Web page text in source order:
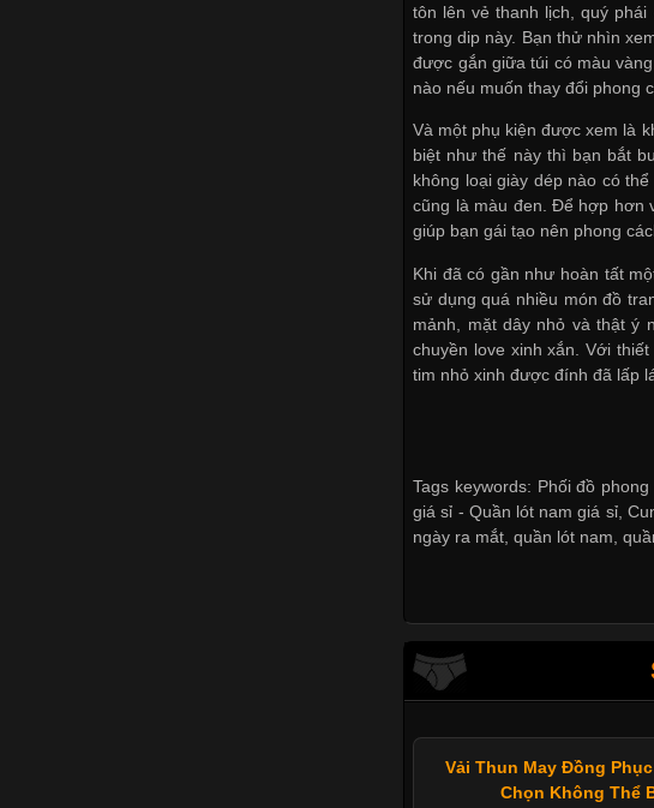
tôn lên vẻ thanh lịch, quý phái
trong dip này. Bạn thử nhìn
được gắn giữa túi có màu
nào nếu muốn thay đổi phong
Và một phụ kiện được xem là
biệt như thế này thì bạn bắt
không loại giày dép nào có
cũng là màu đen. Để hợp hơn
giúp bạn gái tạo nên phong
Khi đã có gần như hoàn tất
sử dụng quá nhiều món đồ
mảnh, mặt dây nhỏ và thật ý
chuyền love xinh xắn. Với
tim nhỏ xinh được đính đã lấp
Tags keywords: Phối đồ
giá sỉ - Quần lót nam giá sỉ,
ngày ra mắt ,quần lót nam ,
Vải Thun May Đồng
Chọn Không Thể